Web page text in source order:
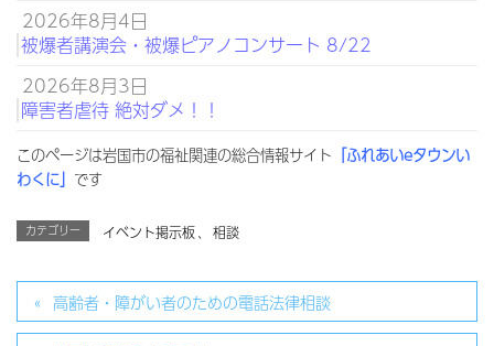
2026年8月4日
被爆者講演会・被爆ピアノコンサート 8/22
2026年8月3日
障害者虐待 絶対ダメ！！
このページは岩国市の福祉関連の総合情報サイト 「ふれあいeタウンい
わくに」 です
カテゴリー イベント掲示板、 相談
高齢者・障がい者のための電話法律相談